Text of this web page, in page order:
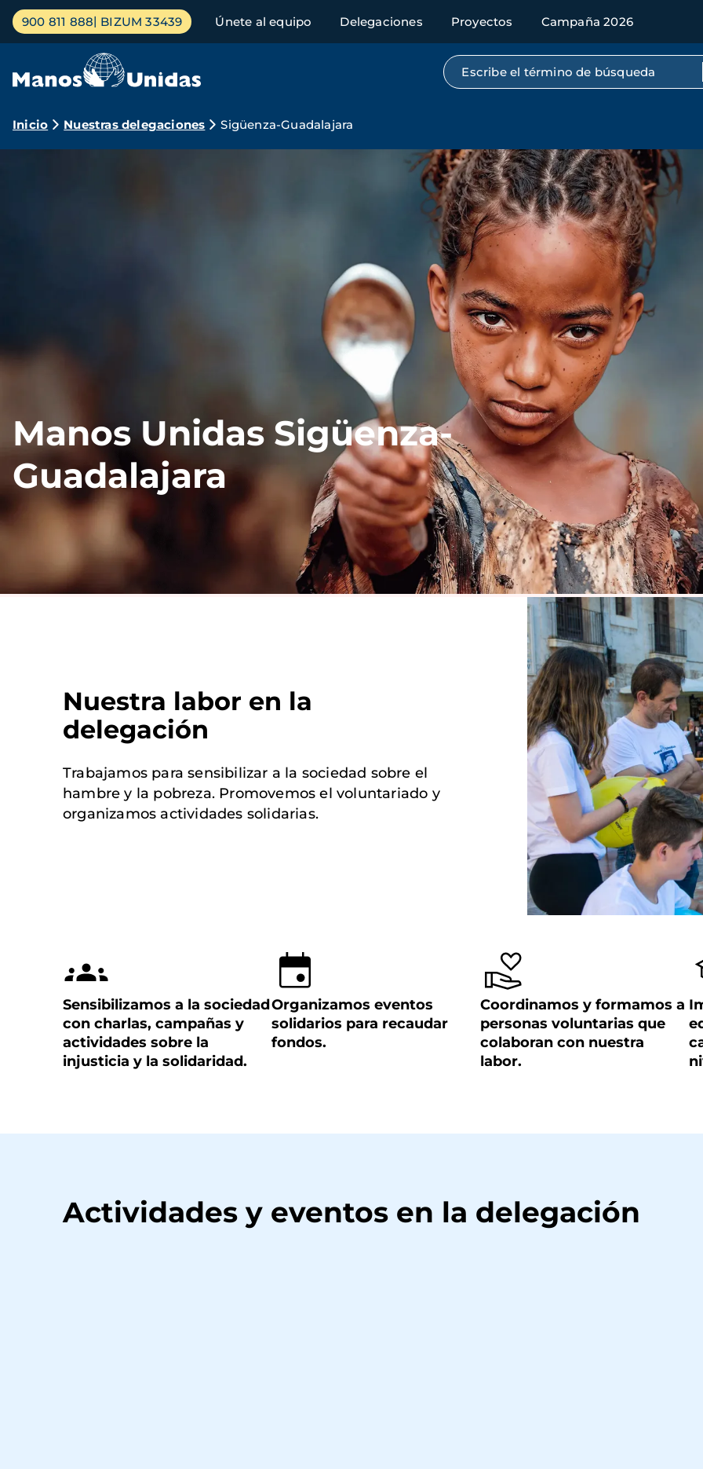
Pasar
contenido
Menú
principal
900 811 888 BIZUM 33439 Únete al equipo Delegaciones Proyectos Campaña 2026
Búsqueda por texto completo
Ruta
Inicio Nuestras delegaciones Sigüenza-Guadalajara
Manos Unidas Sigüenza-
Guadalajara
Nuestra labor en la
delegación
Trabajamos para sensibilizar a la sociedad sobre el
hambre y la pobreza. Promovemos el voluntariado y
organizamos actividades solidarias.
Sensibilizamos a la sociedad
con charlas, campañas y
actividades sobre la
injusticia y la solidaridad.
Organizamos eventos
solidarios para recaudar
fondos.
Coordinamos y formamos a
personas voluntarias que
colaboran con nuestra
labor.
Actividades y eventos en la delegación